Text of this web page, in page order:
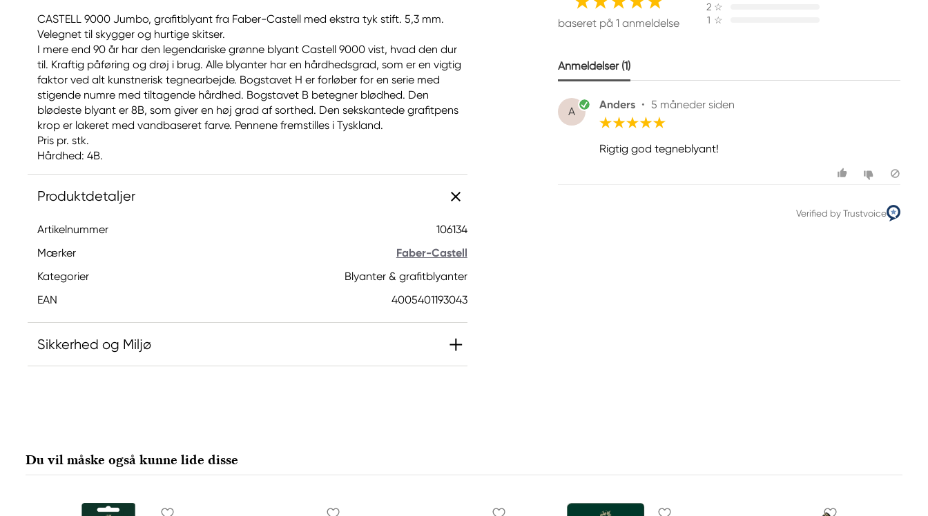
CASTELL 9000 Jumbo, grafitblyant fra Faber-Castell med ekstra tyk stift. 5,3 mm.
Velegnet til skygger og hurtige skitser.
I mere end 90 år har den legendariske grønne blyant Castell 9000 vist, hvad den dur
til. Kraftig påføring og drøj i brug. Alle blyanter har en hårdhedsgrad, som er en vigtig
faktor ved alt kunstnerisk tegnearbejde. Bogstavet H er forløber for en serie med
stigende numre med tiltagende hårdhed. Bogstavet B betegner blødhed. Den
blødeste blyant er 8B, som giver en høj grad af sorthed. Den sekskantede grafitpens
krop er lakeret med vandbaseret farve. Pennene fremstilles i Tyskland.
Pris pr. stk.
Hårdhed: 4B.
Produktdetaljer
Artikelnummer
106134
Mærker
Faber-Castell
Kategorier
Blyanter & grafitblyanter
EAN
4005401193043
Sikkerhed og Miljø
90546 Stein, Germany
info@Faber-Castell.de
baseret på 1 anmeldelse
2 ☆
1 ☆
Anmeldelser (1)
A
Anders • 5 måneder siden
Rigtig god tegneblyant!
Verified by Trustvoice
Du vil måske også kunne lide disse